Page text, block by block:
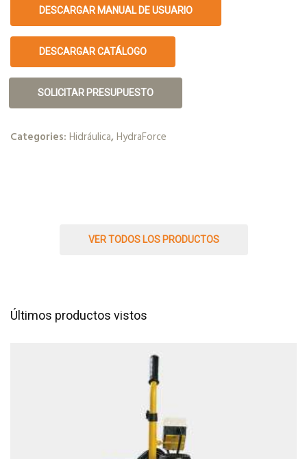
DESCARGAR MANUAL DE USUARIO
DESCARGAR CATÁLOGO
SOLICITAR PRESUPUESTO
Categories: Hidráulica,HydraForce
VER TODOS LOS PRODUCTOS
Últimos productos vistos